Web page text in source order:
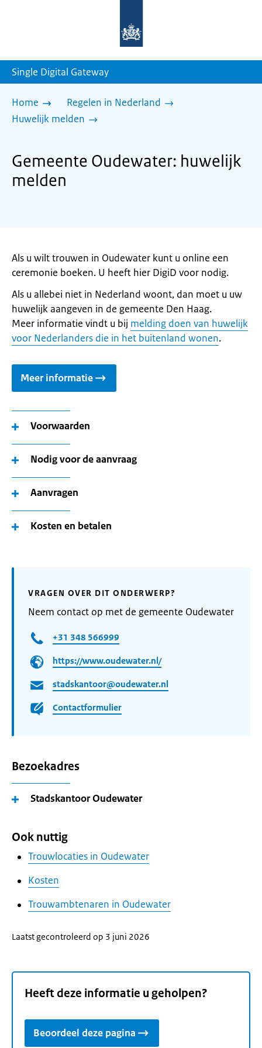
homepage
Single Digital Gateway
Home
Regelen in Nederland
Huwelijk melden
Gemeente Oudewater: huwelijk
melden
Als u wilt trouwen in Oudewater kunt u online een
ceremonie boeken. U heeft hier DigiD voor nodig.
Als u allebei niet in Nederland woont, dan moet u uw
huwelijk aangeven in de gemeente Den Haag.
Meer informatie vindt u bij melding doen van huwelijk
voor Nederlanders die in het buitenland wonen.
Meer informatie
Voorwaarden
Nodig voor de aanvraag
Aanvragen
Kosten en betalen
VRAGEN OVER DIT ONDERWERP?
Neem contact op met de gemeente Oudewater
+31 348 566999
https://www.oudewater.nl/
stadskantoor@oudewater.nl
Contactformulier
Bezoekadres
Stadskantoor Oudewater
Ook nuttig
Trouwlocaties in Oudewater
Kosten
Trouwambtenaren in Oudewater
Laatst gecontroleerd op 3 juni 2026
Heeft deze informatie u geholpen?
Beoordeel deze pagina